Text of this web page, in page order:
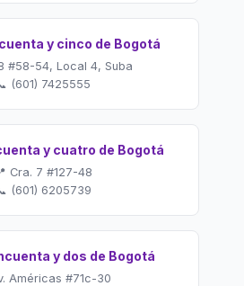
y cinco de Bogotá
#58-54, Local 4, Suba
(601) 7425555
y cuatro de Bogotá
Cra. 7 #127-48
(601) 6205739
y dos de Bogotá
Américas #71c-30